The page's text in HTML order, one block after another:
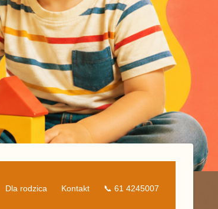
Dla rodzica Kontakt 📞 61 4245007